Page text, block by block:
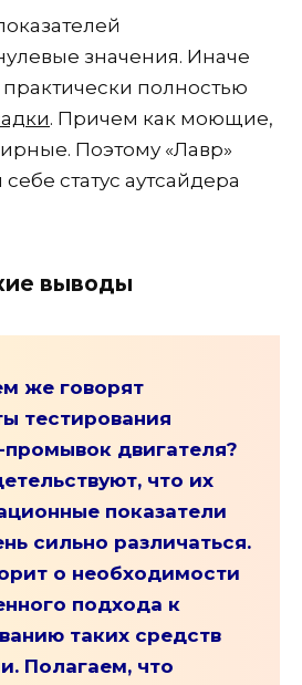
значения. Иначе
практически полностью
. Причем как моющие,
Поэтому «Лавр»
статус аутсайдера
выводы
же говорят
тестирования
промывок двигателя?
что их
показатели
сильно различаться.
о необходимости
подхода к
таких средств
Полагаем, что